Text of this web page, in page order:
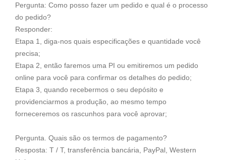
Pergunta: Como posso fazer um pedido e qual é o processo
do pedido?
Responder:
Etapa 1, diga-nos quais especificações e quantidade você
precisa;
Etapa 2, então faremos uma PI ou emitiremos um pedido
online para você para confirmar os detalhes do pedido;
Etapa 3, quando recebermos o seu depósito e
providenciarmos a produção, ao mesmo tempo
forneceremos os rascunhos para você aprovar;
Pergunta. Quais são os termos de pagamento?
Resposta: T / T, transferência bancária, PayPal, Western